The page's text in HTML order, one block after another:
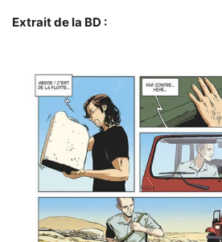
Extrait de la BD :